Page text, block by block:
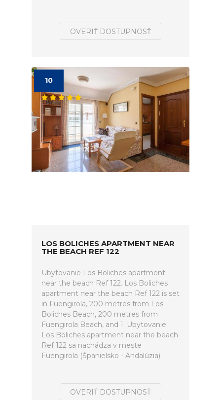
OVERIŤ DOSTUPNOSŤ
10
LOS BOLICHES APARTMENT NEAR
THE BEACH REF 122
Ubytovanie Los Boliches apartment
near the beach Ref 122. Los Boliches
apartment near the beach Ref 122 is set
in Fuengirola, 200 metres from Los
Boliches Beach, 200 metres from
Fuengirola Beach, and 1. Ubytovanie
Los Boliches apartment near the beach
Ref 122 sa nachádza v meste
Fuengirola (Španielsko - Andalúzia).
OVERIŤ DOSTUPNOSŤ